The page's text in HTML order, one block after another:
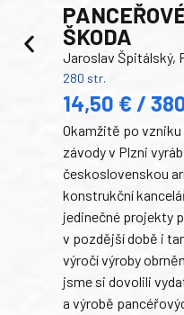
ŠKODA
Jaroslav Špitálský,
280 str.
14,50 € /
Okamžitě po
závody v Plzni
československou
konstrukční
jedinečné projekty
v pozdější době i
výročí výroby
jsme si dovolili
a výrobě